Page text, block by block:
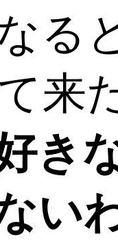
る
来
好き
な